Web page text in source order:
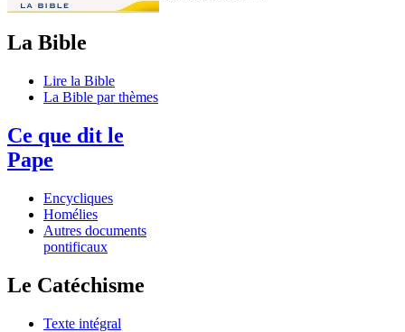
La Bible
Lire la Bible
La Bible par thèmes
Ce que dit le
Pape
Encycliques
Homélies
Autres documents
pontificaux
Le Catéchisme
Texte intégral